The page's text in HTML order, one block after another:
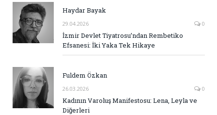
Haydar Bayak
29.04.2026 0
İzmir Devlet Tiyatrosu’ndan Rembetiko
Efsanesi: İki Yaka Tek Hikaye
Fuldem Özkan
26.03.2026 0
Kadının Varoluş Manifestosu: Lena, Leyla ve
Diğerleri